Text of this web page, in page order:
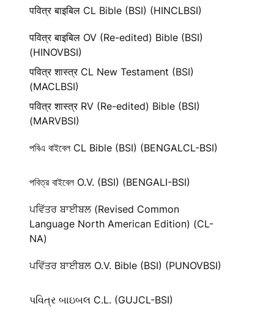
पवित्र बाइबिल CL Bible (BSI) (HINCLBSI)
पवित्र बाइबिल OV (Re-edited) Bible (BSI)
(HINOVBSI)
पवित्र शास्त्र CL New Testament (BSI)
(MACLBSI)
पवित्र शास्त्र RV (Re-edited) Bible (BSI)
(MARVBSI)
পবিএ বাইবেল CL Bible (BSI) (BENGALCL-BSI)
পবিত্র বাইবেল O.V. (BSI) (BENGALI-BSI)
ਪਵਿੱਤਰ ਬਾਈਬਲ (Revised Common
Language North American Edition) (CL-
NA)
ਪਵਿੱਤਰ ਬਾਈਬਲ O.V. Bible (BSI) (PUNOVBSI)
પવિત્ર બાઇબલ C.L. (GUJCL-BSI)